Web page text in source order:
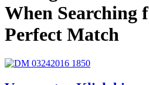
When Searching
Perfect Match